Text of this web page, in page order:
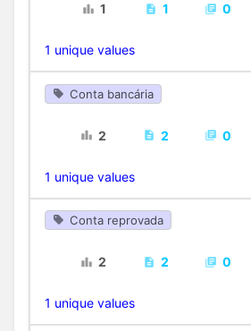
1 1 0
1 unique values
Conta bancária
2 2 0
1 unique values
Conta reprovada
2 2 0
1 unique values